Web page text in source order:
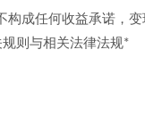
构成任何收益承诺，
则与相关法律法规*